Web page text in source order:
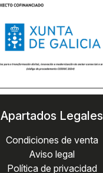
Apartados Legales
Condiciones de venta
Aviso legal
Política de privacidad